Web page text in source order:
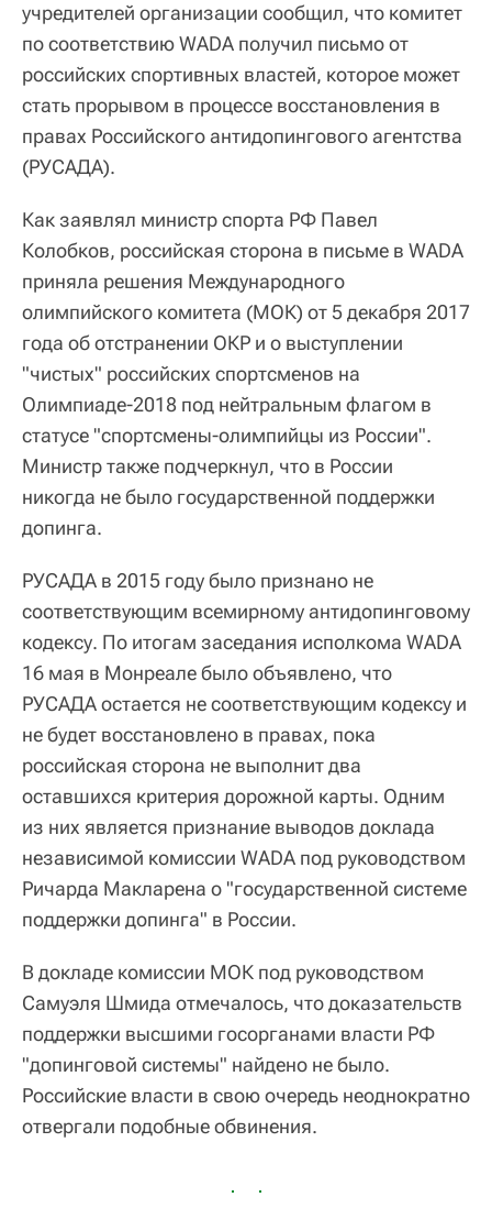
учредителей организации сообщил, что комитет
по соответствию WADA получил письмо от
российских спортивных властей, которое может
стать прорывом в процессе восстановления в
правах Российского антидопингового агентства
(РУСАДА).
Как заявлял министр спорта РФ Павел
Колобков, российская сторона в письме в WADA
приняла решения Международного
олимпийского комитета (МОК) от 5 декабря 2017
года об отстранении ОКР и о выступлении
"чистых" российских спортсменов на
Олимпиаде-2018 под нейтральным флагом в
статусе "спортсмены-олимпийцы из России".
Министр также подчеркнул, что в России
никогда не было государственной поддержки
допинга.
РУСАДА в 2015 году было признано не
соответствующим всемирному антидопинговому
кодексу. По итогам заседания исполкома WADA
16 мая в Монреале было объявлено, что
РУСАДА остается не соответствующим кодексу и
не будет восстановлено в правах, пока
российская сторона не выполнит два
оставшихся критерия дорожной карты. Одним
из них является признание выводов доклада
независимой комиссии WADA под руководством
Ричарда Макларена о "государственной системе
поддержки допинга" в России.
В докладе комиссии МОК под руководством
Самуэля Шмида отмечалось, что доказательств
поддержки высшими госорганами власти РФ
"допинговой системы" найдено не было.
Российские власти в свою очередь неоднократно
отвергали подобные обвинения.